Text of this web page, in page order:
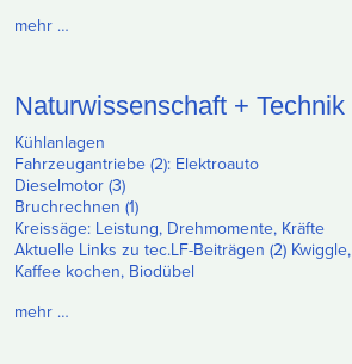
mehr …
Naturwissenschaft + Technik
Kühlanlagen
Fahrzeugantriebe (2): Elektroauto
Dieselmotor (3)
Bruchrechnen (1)
Kreissäge: Leistung, Drehmomente, Kräfte
Aktuelle Links zu tec.LF-Beiträgen (2) Kwiggle,
Kaffee kochen, Biodübel
mehr …